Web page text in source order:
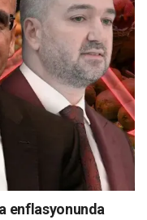
enflasyonunda